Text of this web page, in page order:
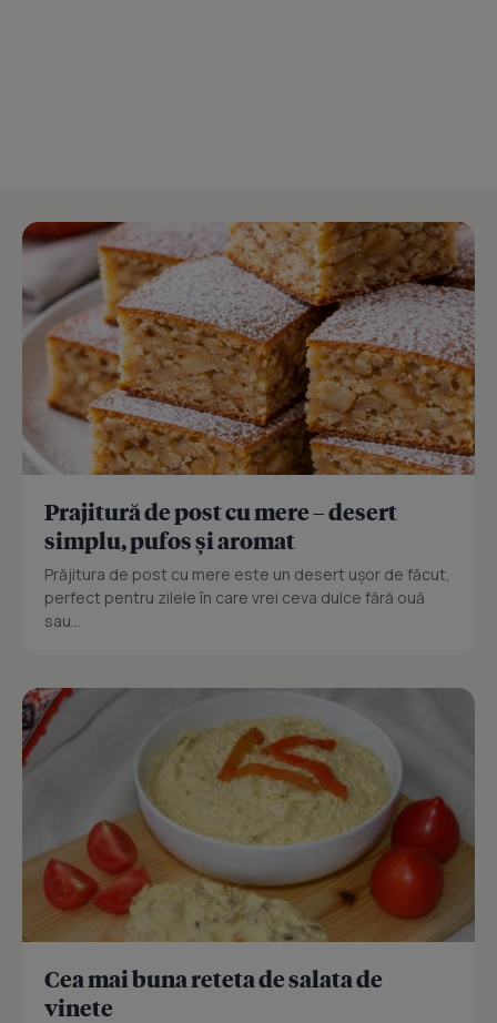
Prajitură de post cu mere – desert
simplu, pufos și aromat
Prăjitura de post cu mere este un desert ușor de făcut,
perfect pentru zilele în care vrei ceva dulce fără ouă
sau...
Cea mai buna reteta de salata de
vinete